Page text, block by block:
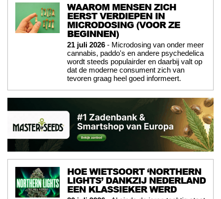
WAAROM MENSEN ZICH
EERST VERDIEPEN IN
MICRODOSING (VOOR ZE
BEGINNEN)
21 juli 2026 - Microdosing van onder meer
cannabis, paddo's en andere psychedelica
wordt steeds populairder en daarbij valt op
dat de moderne consument zich van
tevoren graag heel goed informeert.
HOE WIETSOORT ‘NORTHERN
LIGHTS’ DANKZIJ NEDERLAND
EEN KLASSIEKER WERD